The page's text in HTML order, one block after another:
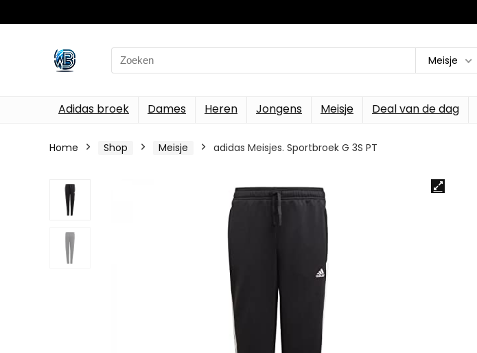
Search
for:
Meisje
Adidas broek Dames Heren Jongens Meisje Deal van de dag
Home Shop Meisje adidas Meisjes. Sportbroek G 3S PT